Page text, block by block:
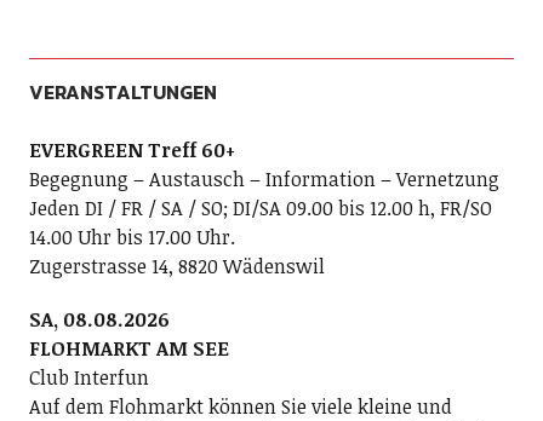
VERANSTALTUNGEN
EVERGREEN Treff 60+
Begegnung – Austausch – Information – Vernetzung
Jeden DI / FR / SA / SO; DI/SA 09.00 bis 12.00 h, FR/SO
14.00 Uhr bis 17.00 Uhr.
Zugerstrasse 14, 8820 Wädenswil
SA, 08.08.2026
FLOHMARKT AM SEE
Club Interfun
Auf dem Flohmarkt können Sie viele kleine und